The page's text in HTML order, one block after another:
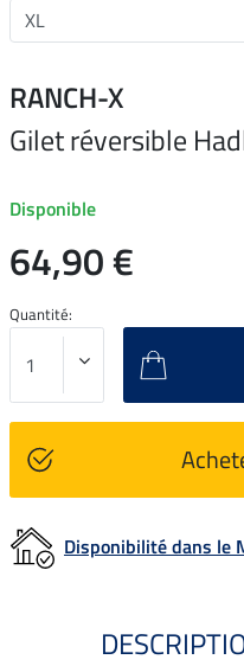
RANCH-X
Gilet réversible
Disponible
64,90 €
Quantité:
Disponibilité dans le